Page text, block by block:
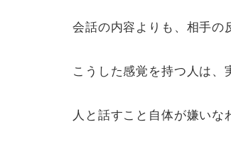
会話の内容よりも、相手の
こうした感覚を持つ人は、
人と話すこと自体が嫌いな